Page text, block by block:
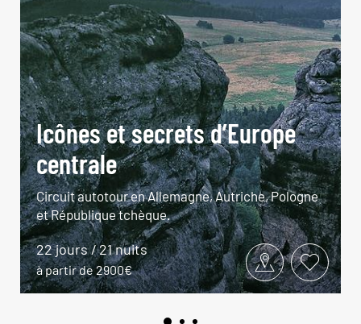
Icônes et secrets d’Europe
centrale
Circuit autotour en Allemagne, Autriche, Pologne
et République tchèque.
22 jours / 21 nuits
à partir de 2900€